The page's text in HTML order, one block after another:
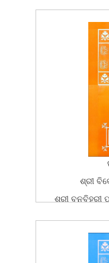
ପପ୍ରଥମ
ଶ୍ରୀ
ଶ୍ରୀ ବନବିହରୀ